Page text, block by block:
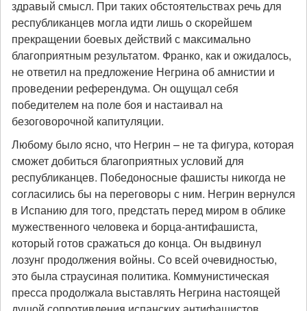
здравый смысл. При таких обстоятельствах речь для
республиканцев могла идти лишь о скорейшем
прекращении боевых действий с максимально
благоприятным результатом. Франко, как и ожидалось,
не ответил на предложение Негрина об амнистии и
проведении референдума. Он ощущал себя
победителем на поле боя и настаивал на
безоговорочной капитуляции.
Любому было ясно, что Негрин – не та фигура, которая
сможет добиться благоприятных условий для
республиканцев. Победоносные фашисты никогда не
согласились бы на переговоры с ним. Негрин вернулся
в Испанию для того, предстать перед миром в облике
мужественного человека и борца-антифашиста,
который готов сражаться до конца. Он выдвинул
лозунг продолжения войны. Со всей очевидностью,
это была страусиная политика. Коммунистическая
пресса продолжала выставлять Негрина настоящей